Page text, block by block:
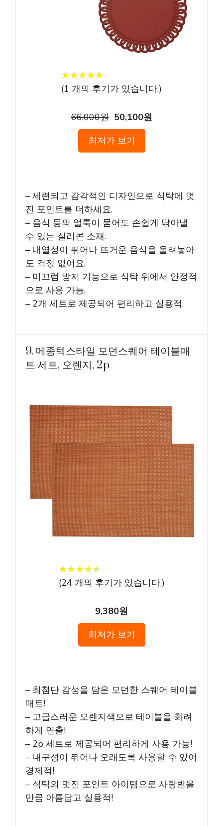
★★★★★
★★★★★
(1 개의 후기가 있습니다.)
66,000원 50,100원
최저가 보기
– 세련되고 감각적인 디자인으로 식탁에 멋
진 포인트를 더하세요.
– 음식 등의 얼룩이 묻어도 손쉽게 닦아낼
수 있는 실리콘 소재.
– 내열성이 뛰어나 뜨거운 음식을 올려놓아
도 걱정 없어요.
– 미끄럼 방지 기능으로 식탁 위에서 안정적
으로 사용 가능.
– 2개 세트로 제공되어 편리하고 실용적.
9. 메종텍스타일 모던스퀘어 테이블매
트 세트, 오렌지, 2p
★★★★★
★★★★★
(24개의 후기가 있습니다.)
9,380원
최저가 보기
– 최첨단 감성을 담은 모던한 스퀘어 테이블
매트!
– 고급스러운 오렌지색으로 테이블을 화려
하게 연출!
– 2p 세트로 제공되어 편리하게 사용 가능!
– 내구성이 뛰어나 오래도록 사용할 수 있어
경제적!
– 식탁의 멋진 포인트 아이템으로 사랑받을
만큼 아름답고 실용적!